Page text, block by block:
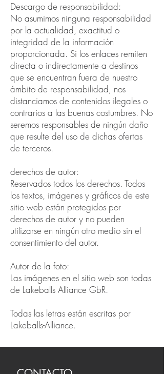
Descargo de responsabilidad:
No asumimos ninguna responsabilidad
por la actualidad, exactitud o
integridad de la información
proporcionada. Si los enlaces remiten
directa o indirectamente a destinos
que se encuentran fuera de nuestro
ámbito de responsabilidad, nos
distanciamos de contenidos ilegales o
contrarios a las buenas costumbres. No
seremos responsables de ningún daño
que resulte del uso de dichas ofertas
de terceros.
​derechos de autor:
Reservados todos los derechos. Todos
los textos, imágenes y gráficos de este
sitio web están protegidos por
derechos de autor y no pueden
utilizarse en ningún otro medio sin el
consentimiento del autor.
Autor de la foto:
Las imágenes en el sitio web son todas
de Lakeballs Alliance GbR.
Todas las letras están escritas por
Lakeballs-Alliance.